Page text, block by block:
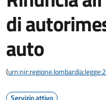
di
auto
(
Servizio attivo